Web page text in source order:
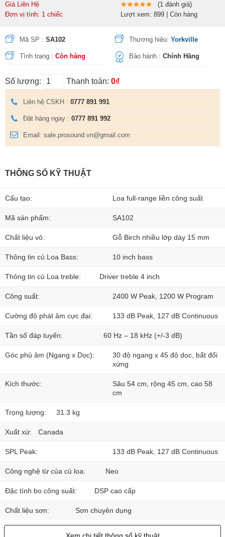
Giá Liên Hệ
Đơn vị tính: 1 chiếc
(1 đánh giá)
Lượt xem: 899 | Còn hàng
Mã SP : SA102 Thương hiệu:Yorkville
Tình trạng : Còn hàng Bảo hành :Chính Hãng
Số lượng: Thanh toán: 0₫
Liên hệ CSKH : 0777 891 991
Đặt hàng ngay : 0777 891 992
Email: sale.prosound.vn@gmail.com
THÔNG SỐ KỸ THUẬT
Cấu tạo: Loa full-range liền công suất
Mã sản phẩm: SA102
Chất liệu vỏ: Gỗ Birch nhiều lớp dày 15 mm
Thông tin củ Loa Bass: 10 inch bass
Thông tin củ Loa treble: Driver treble 4 inch
Công suất: 2400 W Peak, 1200 W Program
Cường độ phát âm cực đại: 133 dB Peak, 127 dB Continuous
Tần số đáp tuyến: 60 Hz – 18 kHz (+/-3 dB)
Góc phủ âm (Ngang x Dọc):
30 độ ngang x 45 độ dọc, bất đối
xứng
Kích thước:
Sâu 54 cm, rộng 45 cm, cao 58
cm
Trọng lượng: 31.3 kg
Xuất xứ: Canada
SPL Peak: 133 dB Peak, 127 dB Continuous
Công nghệ từ của củ loa: Neo
Đặc tính bo công suất: DSP cao cấp
Chất liệu sơn: Sơn chuyên dụng